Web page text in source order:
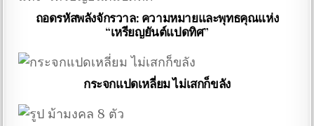
ถอดรหัสพลังจักรวาล: ความหมายและพุทธคุณแห่ง
“เหรียญยันต์แปดทิศ”
กระจกแปดเหลี่ยม ไม่เสกก็ขลัง